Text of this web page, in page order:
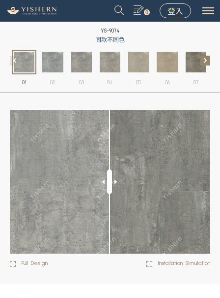
0 登入
YS-9074
同款不同色
01 02 03 04 05 06 07
Full Design Installation Simulation